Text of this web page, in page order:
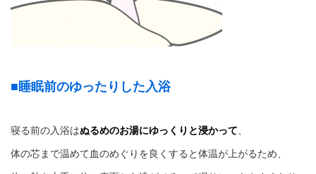
■睡眠前のゆったりした入浴
寝る前の入浴はぬるめのお湯にゆっくりと浸かって
体の芯まで温めて血のめぐりを良くすると体温が上がるため、